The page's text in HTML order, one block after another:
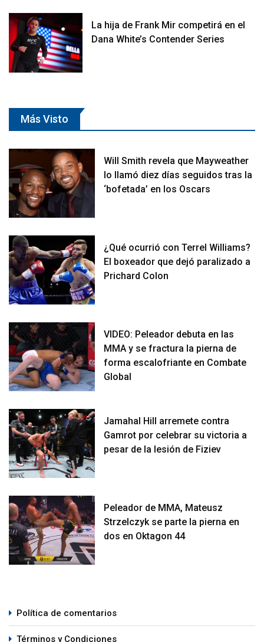
La hija de Frank Mir competirá en el
Dana White’s Contender Series
Más Visto
Will Smith revela que Mayweather
lo llamó diez días seguidos tras la
‘bofetada’ en los Oscars
¿Qué ocurrió con Terrel Williams?
El boxeador que dejó paralizado a
Prichard Colon
VIDEO: Peleador debuta en las
MMA y se fractura la pierna de
forma escalofriante en Combate
Global
Jamahal Hill arremete contra
Gamrot por celebrar su victoria a
pesar de la lesión de Fiziev
Peleador de MMA, Mateusz
Strzelczyk se parte la pierna en
dos en Oktagon 44
Política de comentarios
Términos y Condiciones